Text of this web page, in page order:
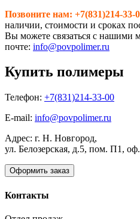
Позвоните нам: +7(831)214-33-
наличии, стоимости и сроках
Вы можете связаться с нашими
почте: info@povpolimer.ru
Купить полимеры
Телефон: +7(831)214-33-00
E-mail: info@povpolimer.ru
Адрес: г. Н. Новгород,
ул. Белозерская, д.5, пом. П1,
Оформить заказ
Контакты